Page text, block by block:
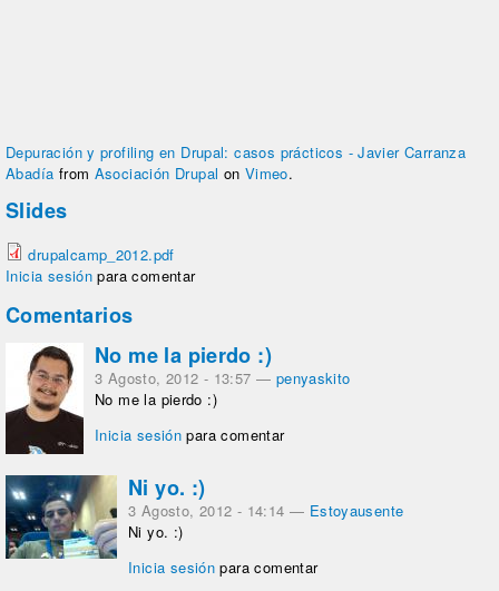
Depuración y profiling en Drupal: casos prácticos - Javier Carranza
Abadía from Asociación Drupal on Vimeo.
Slides
drupalcamp_2012.pdf
Inicia sesión para comentar
Comentarios
No me la pierdo :)
3 Agosto, 2012 - 13:57 — penyaskito
No me la pierdo :)
Inicia sesión para comentar
Ni yo. :)
3 Agosto, 2012 - 14:14 — Estoyausente
Ni yo. :)
Inicia sesión para comentar